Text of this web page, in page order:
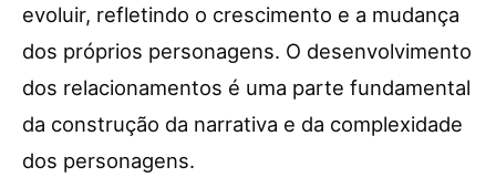
evoluir, refletindo o crescimento e a mudança
dos próprios personagens. O desenvolvimento
dos relacionamentos é uma parte fundamental
da construção da narrativa e da complexidade
dos personagens.